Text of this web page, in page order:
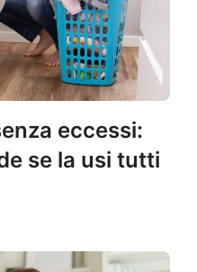
eccessi:
se la usi tutti